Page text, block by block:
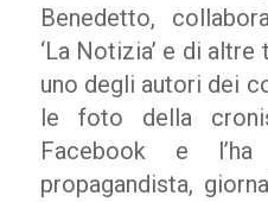
Benedetto,
‘La Notizia’ e di
uno degli autori dei
le foto della
Facebook e l’ha
propagandista,